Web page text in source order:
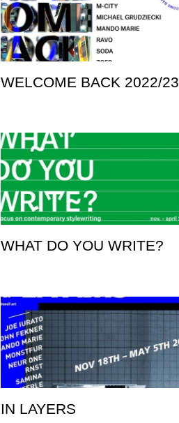
WELCOME BACK 2022/23
WHAT DO YOU WRITE?
IN LAYERS